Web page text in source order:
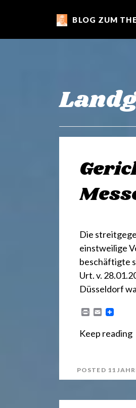
m
r
k
2
BLOG ZUM
Die
einstweilige
beschäftigte
Urt. v.
Düsseldorf
n
E
i
Keep reading
POSTED 11